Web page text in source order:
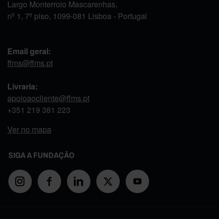
Largo Monterroio Mascarenhas,
nº 1, 7º piso, 1099-081 Lisboa - Portugal
Email geral:
ffms@ffms.pt
Livraria:
apoioaocliente@ffms.pt
+351 219 381 223
Ver no mapa
SIGA A FUNDAÇÃO